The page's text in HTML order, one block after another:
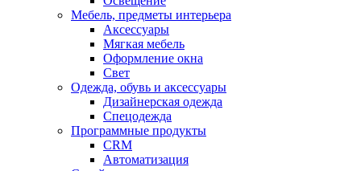
Мебель, предметы интерьера
Аксессуары
Мягкая мебель
Оформление окна
Свет
Одежда, обувь и аксессуары
Дизайнерская одежда
Спецодежда
Программные продукты
CRM
Автоматизация